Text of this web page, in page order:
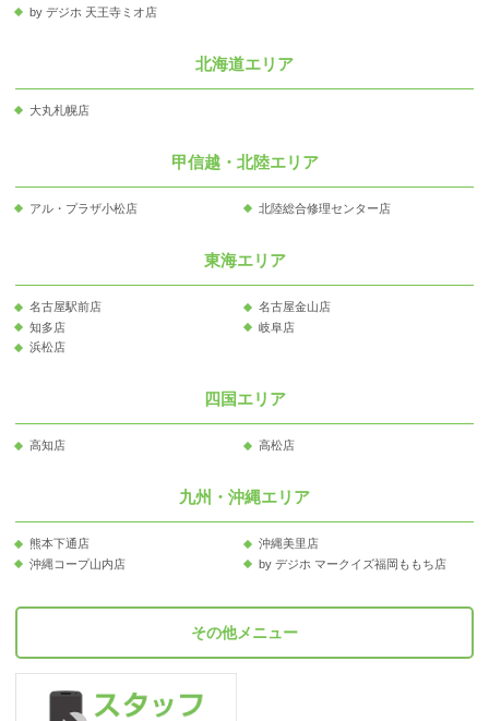
by デジホ 天王寺ミオ店
北海道エリア
大丸札幌店
甲信越・北陸エリア
アル・プラザ小松店 北陸総合修理センター店
東海エリア
名古屋駅前店
名古屋金山店
知多店
岐阜店
浜松店
四国エリア
高知店 高松店
九州・沖縄エリア
熊本下通店
沖縄美里店
沖縄コープ山内店
by デジホ マークイズ福岡ももち店
その他メニュー